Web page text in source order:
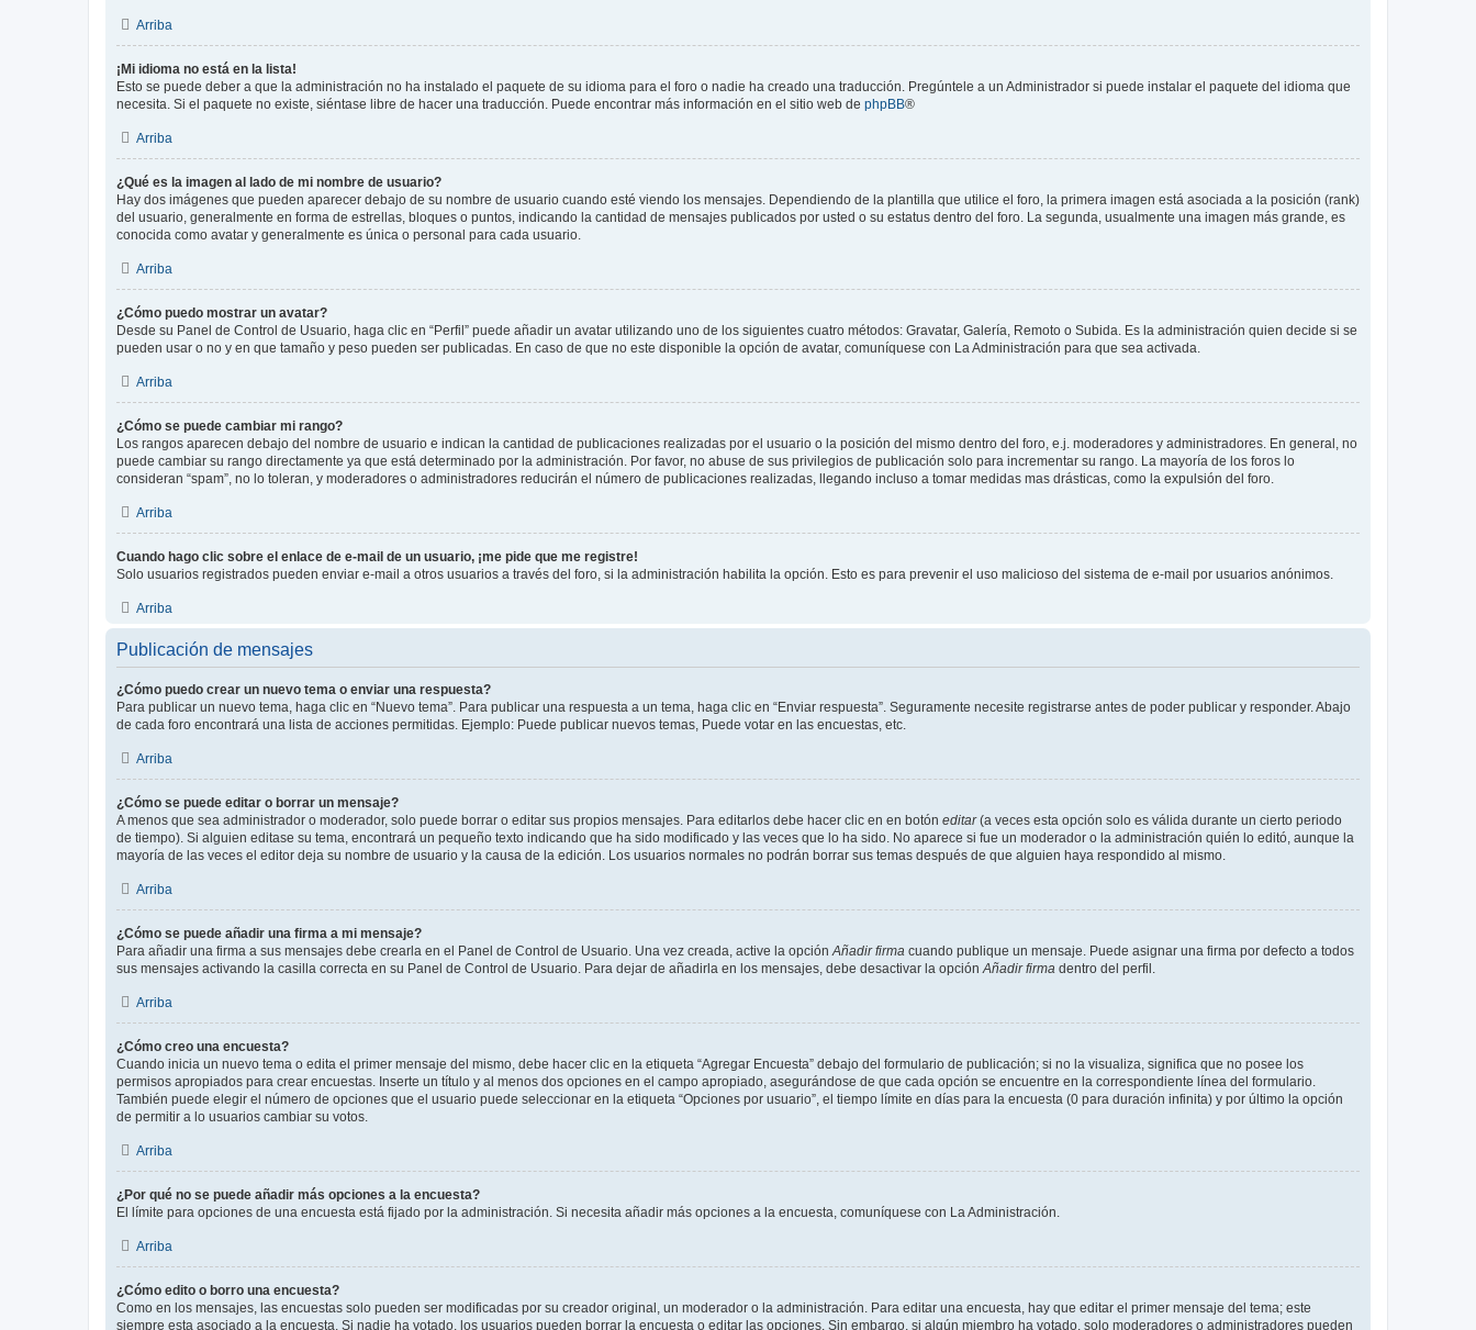
Arriba
¡Mi idioma no está en la lista!
Esto se puede deber a que la administración no ha instalado el paquete de su idioma para el foro o nadie ha creado una traducción. Pregúntele a un Administrador si puede instalar el paquete del idioma que
necesita. Si el paquete no existe, siéntase libre de hacer una traducción. Puede encontrar más información en el sitio web de phpBB®
Arriba
¿Qué es la imagen al lado de mi nombre de usuario?
Hay dos imágenes que pueden aparecer debajo de su nombre de usuario cuando esté viendo los mensajes. Dependiendo de la plantilla que utilice el foro, la primera imagen está asociada a la posición (rank)
del usuario, generalmente en forma de estrellas, bloques o puntos, indicando la cantidad de mensajes publicados por usted o su estatus dentro del foro. La segunda, usualmente una imagen más grande, es
conocida como avatar y generalmente es única o personal para cada usuario.
Arriba
¿Cómo puedo mostrar un avatar?
Desde su Panel de Control de Usuario, haga clic en “Perfil” puede añadir un avatar utilizando uno de los siguientes cuatro métodos: Gravatar, Galería, Remoto o Subida. Es la administración quien decide si se
pueden usar o no y en que tamaño y peso pueden ser publicadas. En caso de que no este disponible la opción de avatar, comuníquese con La Administración para que sea activada.
Arriba
¿Cómo se puede cambiar mi rango?
Los rangos aparecen debajo del nombre de usuario e indican la cantidad de publicaciones realizadas por el usuario o la posición del mismo dentro del foro, e.j. moderadores y administradores. En general, no
puede cambiar su rango directamente ya que está determinado por la administración. Por favor, no abuse de sus privilegios de publicación solo para incrementar su rango. La mayoría de los foros lo
consideran “spam”, no lo toleran, y moderadores o administradores reducirán el número de publicaciones realizadas, llegando incluso a tomar medidas mas drásticas, como la expulsión del foro.
Arriba
Cuando hago clic sobre el enlace de e-mail de un usuario, ¡me pide que me registre!
Solo usuarios registrados pueden enviar e-mail a otros usuarios a través del foro, si la administración habilita la opción. Esto es para prevenir el uso malicioso del sistema de e-mail por usuarios anónimos.
Arriba
Publicación de mensajes
¿Cómo puedo crear un nuevo tema o enviar una respuesta?
Para publicar un nuevo tema, haga clic en “Nuevo tema”. Para publicar una respuesta a un tema, haga clic en “Enviar respuesta”. Seguramente necesite registrarse antes de poder publicar y responder. Abajo
de cada foro encontrará una lista de acciones permitidas. Ejemplo: Puede publicar nuevos temas, Puede votar en las encuestas, etc.
Arriba
¿Cómo se puede editar o borrar un mensaje?
A menos que sea administrador o moderador, solo puede borrar o editar sus propios mensajes. Para editarlos debe hacer clic en en botón editar(a veces esta opción solo es válida durante un cierto periodo
de tiempo). Si alguien editase su tema, encontrará un pequeño texto indicando que ha sido modificado y las veces que lo ha sido. No aparece si fue un moderador o la administración quién lo editó, aunque la
mayoría de las veces el editor deja su nombre de usuario y la causa de la edición. Los usuarios normales no podrán borrar sus temas después de que alguien haya respondido al mismo.
Arriba
¿Cómo se puede añadir una firma a mi mensaje?
Para añadir una firma a sus mensajes debe crearla en el Panel de Control de Usuario. Una vez creada, active la opciónAñadir firma cuando publique un mensaje. Puede asignar una firma por defecto a todos
sus mensajes activando la casilla correcta en su Panel de Control de Usuario. Para dejar de añadirla en los mensajes, debe desactivar la opciónAñadir firma dentro del perfil.
Arriba
¿Cómo creo una encuesta?
Cuando inicia un nuevo tema o edita el primer mensaje del mismo, debe hacer clic en la etiqueta “Agregar Encuesta” debajo del formulario de publicación; si no la visualiza, significa que no posee los
permisos apropiados para crear encuestas. Inserte un título y al menos dos opciones en el campo apropiado, asegurándose de que cada opción se encuentre en la correspondiente línea del formulario.
También puede elegir el número de opciones que el usuario puede seleccionar en la etiqueta “Opciones por usuario”, el tiempo límite en días para la encuesta (0 para duración infinita) y por último la opción
de permitir a lo usuarios cambiar su votos.
Arriba
¿Por qué no se puede añadir más opciones a la encuesta?
El límite para opciones de una encuesta está fijado por la administración. Si necesita añadir más opciones a la encuesta, comuníquese con La Administración.
Arriba
¿Cómo edito o borro una encuesta?
Como en los mensajes, las encuestas solo pueden ser modificadas por su creador original, un moderador o la administración. Para editar una encuesta, hay que editar el primer mensaje del tema; este
siempre esta asociado a la encuesta. Si nadie ha votado, los usuarios pueden borrar la encuesta o editar las opciones. Sin embargo, si algún miembro ha votado, solo moderadores o administradores pueden